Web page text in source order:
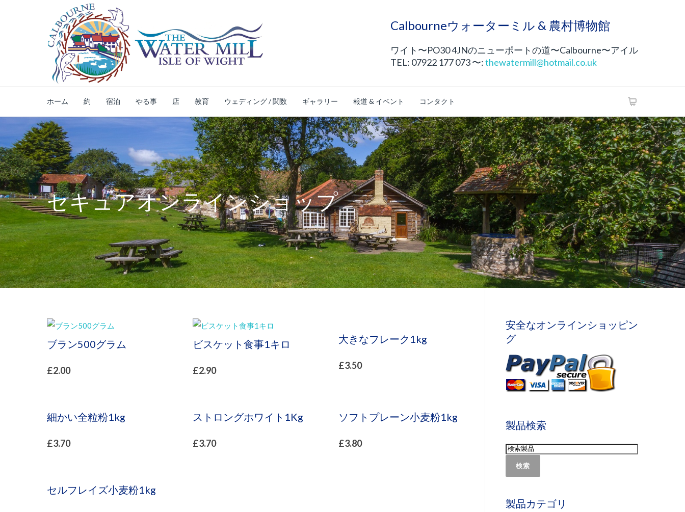
Calbourneウォーターミル & 農村博物館
ワイト〜PO30 4JNのニューポートの道〜Calbourne〜アイル
TEL: 07922 177 073 〜:thewatermill@hotmail.co.uk
ホーム 約 宿泊 やる事 店 教育 ウェディング / 関数 ギャラリー 報道 & イベント コンタクト
セキュアオンラインショップ
ブラン500グラム
£2.00
ビスケット食事1キロ
£2.90
大きなフレーク1kg
£3.50
細かい全粒粉1kg
£3.70
ストロングホワイト1Kg
£3.70
ソフトプレーン小麦粉1kg
£3.80
セルフレイズ小麦粉1kg
安全なオンラインショッピン
グ
製品検索
検索
製品カテゴリ